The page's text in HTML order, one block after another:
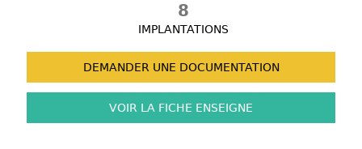
8
IMPLANTATIONS
DEMANDER UNE DOCUMENTATION
VOIR LA FICHE ENSEIGNE